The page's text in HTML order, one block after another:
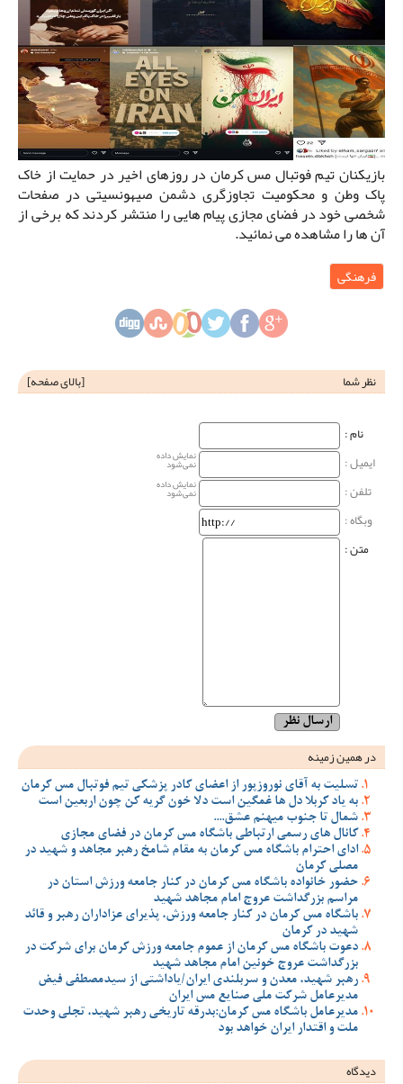
بازیکنان تیم فوتبال مس کرمان در روزهای اخیر در حمایت از خاک
پاک وطن و محکومیت تجاوزگری دشمن صیهونسیتی در صفحات
شخصی خود در فضای مجازی پیام هایی را منتشر کردند که برخی از
آن ها را مشاهده می نمائید.
فرهنگی
نظر شما [بالای صفحه]
نام‌ :
ایمیل :
نمایش داده
نمی‌شود
تلفن : نمایش داده
نمی‌شود
وبگاه‌ :
متن :
در همین زمینه
تسلیت به آقای نوروزپور از اعضای کادر پزشکی تیم فوتبال مس کرمان
به یاد کربلا دل ها غمگین است دلا خون گریه کن چون اربعین است
شمال تا جنوب میهنم عشق....
کانال های رسمی ارتباطی باشگاه مس کرمان در فضای مجازی
ادای احترام باشگاه مس کرمان به مقام شامخ رهبر مجاهد و شهید در
مصلی کرمان
حضور خانواده باشگاه مس کرمان در کنار جامعه ورزش استان در
مراسم بزرگداشت عروج امام مجاهد شهید
باشگاه مس کرمان در کنار جامعه ورزش، پذیرای عزاداران رهبر و قائد
شهید در کرمان
دعوت باشگاه مس کرمان از عموم جامعه ورزش کرمان برای شرکت در
بزرگداشت عروج خونین امام مجاهد شهید
رهبر شهید، معدن و سربلندی ایران/یاداشتی از سیدمصطفی‌‌ فیض
مدیرعامل شرکت ملی صنایع مس ایران
مدیرعامل باشگاه مس کرمان:بدرقه تاریخی رهبر شهید، تجلی وحدت
ملت و اقتدار ایران خواهد بود
دیدگاه